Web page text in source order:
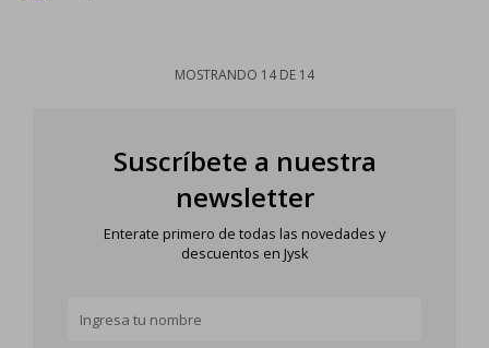
MOSTRANDO 14DE 14
Suscríbete a nuestra
newsletter
Enterate primero de todas las novedades y
descuentos en Jysk